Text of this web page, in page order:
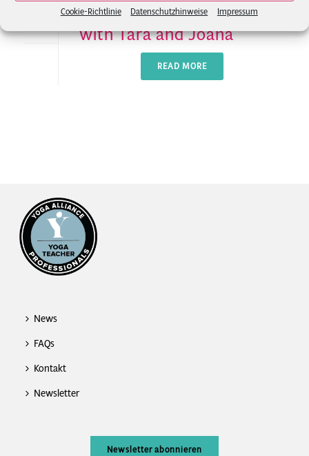
Cookie-Richtlinie Datenschutzhinweise Impressum
Softness Break & Pizza
with Tara and Joana
READ MORE
News
FAQs
Kontakt
Newsletter
Newsletter abonnieren